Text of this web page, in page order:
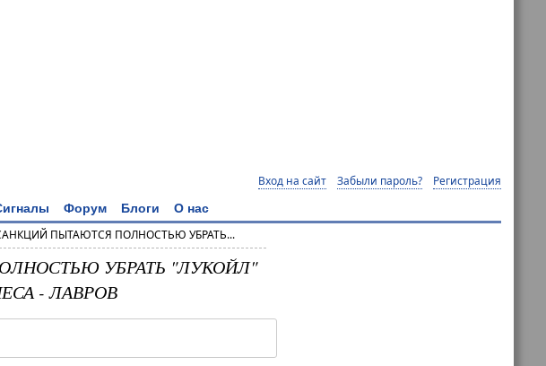
Вход на сайт Забыли пароль? Регистрация
Форум Блоги О нас
ПЫТАЮТСЯ ПОЛНОСТЬЮ УБРАТЬ...
УБРАТЬ "ЛУКОЙЛ"
- ЛАВРОВ